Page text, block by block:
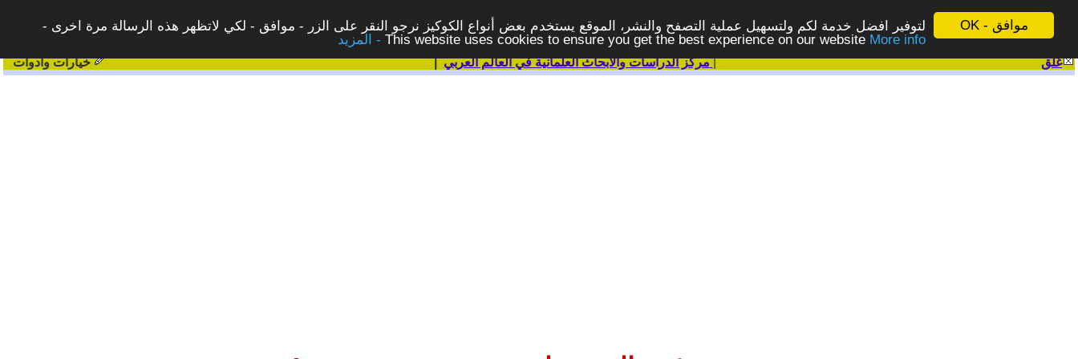
موافق - OK
لتوفير افضل خدمة لكم ولتسهيل عملية التصفح والنشر، الموقع يستخدم بعض أنواع الكوكيز نرجو النقر على الزر - موافق - لكي لاتظهر هذه الرسالة مرة اخرى -
This website uses cookies to ensure you get the best experience on our website More info - المزيد
غلق |مركز الدراسات والابحاث العلمانية في العالم العربي | خيارات وادوات